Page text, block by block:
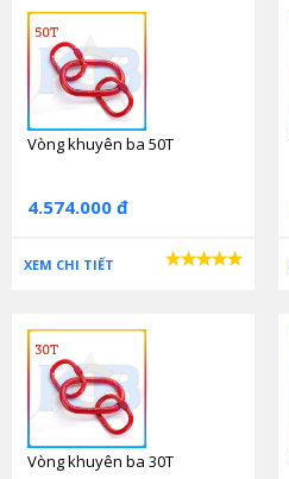
Vòng khuyên ba 50T
4.574.000 đ
XEM CHI TIẾT
Vòng khuyên ba 30T